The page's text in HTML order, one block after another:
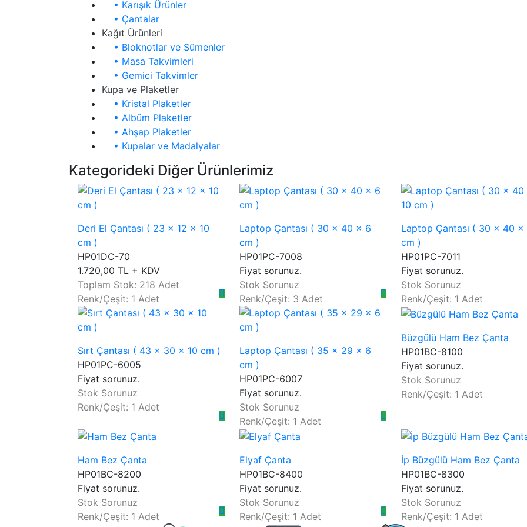
• Karışık Ürünler
• Çantalar
Kağıt Ürünleri
• Bloknotlar ve Sümenler
• Masa Takvimleri
• Gemici Takvimler
Kupa ve Plaketler
• Kristal Plaketler
• Albüm Plaketler
• Ahşap Plaketler
• Kupalar ve Madalyalar
Kategorideki Diğer Ürünlerimiz
Deri El Çantası ( 23 x 12 x 10
cm )
HP01DC-70
1.720,00 TL + KDV
Toplam Stok: 218 Adet
Renk/Çeşit: 1 Adet
Laptop Çantası ( 30 x 40 x 6
cm )
HP01PC-7008
Fiyat sorunuz.
Stok Sorunuz
Renk/Çeşit: 3 Adet
Laptop Çantası ( 30 x 40 x
cm )
HP01PC-7011
Fiyat sorunuz.
Stok Sorunuz
Renk/Çeşit: 1 Adet
Sırt Çantası ( 43 x 30 x 10 cm )
HP01PC-6005
Fiyat sorunuz.
Stok Sorunuz
Renk/Çeşit: 1 Adet
Laptop Çantası ( 35 x 29 x 6
cm )
HP01PC-6007
Fiyat sorunuz.
Stok Sorunuz
Renk/Çeşit: 1 Adet
Büzgülü Ham Bez Çanta
HP01BC-8100
Fiyat sorunuz.
Stok Sorunuz
Renk/Çeşit: 1 Adet
Ham Bez Çanta
HP01BC-8200
Fiyat sorunuz.
Stok Sorunuz
Renk/Çeşit: 1 Adet
Elyaf Çanta
HP01BC-8400
Fiyat sorunuz.
Stok Sorunuz
Renk/Çeşit: 1 Adet
İp Büzgülü Ham Bez Çanta
HP01BC-8300
Fiyat sorunuz.
Stok Sorunuz
Renk/Çeşit: 1 Adet